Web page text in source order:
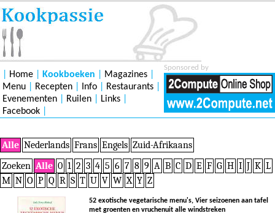
Sponsored by
Home Kookboeken Magazines
Menu
Recepten Info Restaurants
Evenementen
Ruilen Links
Facebook
Alle Nederlands Frans Engels Zuid-Afrikaans
Zoeken Alle 0 1 2 3 4 5 6 7 8 9 A B C D E F G H I J K L
M N O P Q R S T U V W X Y Z
52 exotische vegetarische menu's, Vier seizoenen aan tafel
met groenten en vruchenuit alle windstreken